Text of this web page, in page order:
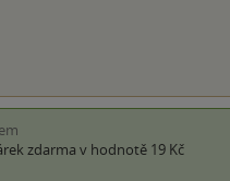
zdarma v hodnotě 19 Kč